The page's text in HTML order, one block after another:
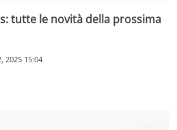
tutte le novità della prossima
2025 15:04